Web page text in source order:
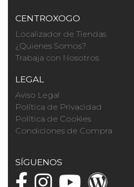
CENTROXOGO
Localizador de Tiendas
¿Quienes Somos?
Trabaja con Nosotros
LEGAL
Aviso Legal
Política de Privacidad
Política de Cookies
Condiciones de Compra
SÍGUENOS